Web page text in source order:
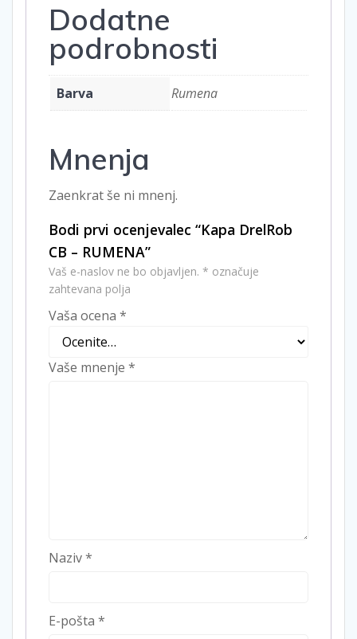
Dodatne
podrobnosti
Barva Rumena
Mnenja
Zaenkrat še ni mnenj.
Bodi prvi ocenjevalec “Kapa DrelRob
CB – RUMENA”
Vaš e-naslov ne bo objavljen. * označuje
zahtevana polja
Vaša ocena *
Vaše mnenje *
Naziv*
E-pošta *